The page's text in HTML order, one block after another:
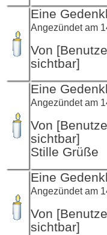
Eine
Angezündet am
Von
sichtbar]
Eine
Angezündet am
Von
sichtbar]
Stille Grüße
Eine
Angezündet am
Von
sichtbar]